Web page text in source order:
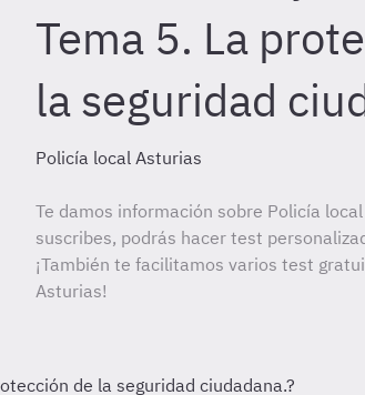
Tema 5. La
la seguridad
Policía local Asturias
Te damos información sobre Policía
suscribes, podrás hacer test
¡También te facilitamos varios test
Asturias!